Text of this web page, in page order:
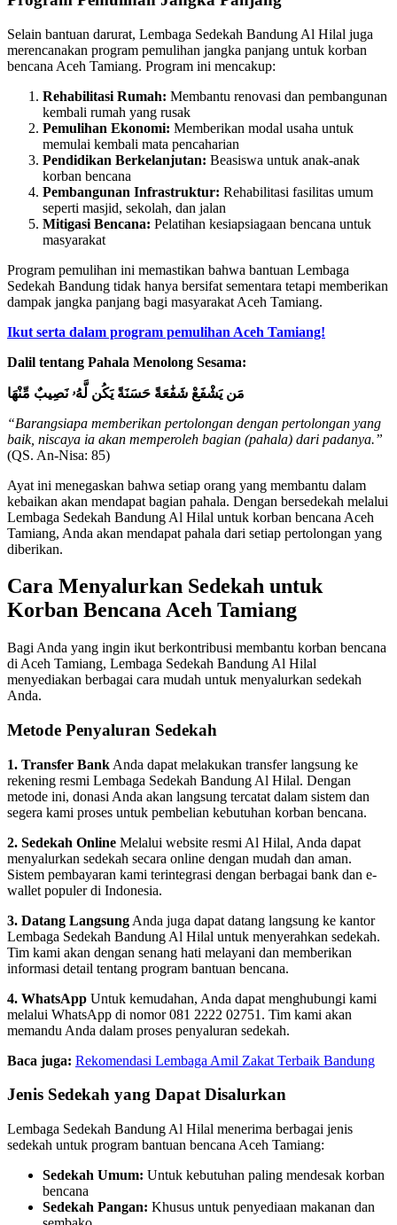
Selain bantuan darurat, Lembaga Sedekah Bandung Al Hilal juga
merencanakan program pemulihan jangka panjang untuk korban
bencana Aceh Tamiang. Program ini mencakup:
Rehabilitasi Rumah: Membantu renovasi dan pembangunan
kembali rumah yang rusak
Pemulihan Ekonomi: Memberikan modal usaha untuk
memulai kembali mata pencaharian
Pendidikan Berkelanjutan: Beasiswa untuk anak-anak
korban bencana
Pembangunan Infrastruktur: Rehabilitasi fasilitas umum
seperti masjid, sekolah, dan jalan
Mitigasi Bencana: Pelatihan kesiapsiagaan bencana untuk
masyarakat
Program pemulihan ini memastikan bahwa bantuan Lembaga
Sedekah Bandung tidak hanya bersifat sementara tetapi memberikan
dampak jangka panjang bagi masyarakat Aceh Tamiang.
Ikut serta dalam program pemulihan Aceh Tamiang!
Dalil tentang Pahala Menolong Sesama:
مَن يَشْفَعْ شَفَٰعَةً حَسَنَةً يَكُن لَّهُۥ نَصِيبٌ مِّنْهَا
“Barangsiapa memberikan pertolongan dengan pertolongan yang
baik, niscaya ia akan memperoleh bagian (pahala) dari padanya.”
(QS. An-Nisa: 85)
Ayat ini menegaskan bahwa setiap orang yang membantu dalam
kebaikan akan mendapat bagian pahala. Dengan bersedekah melalui
Lembaga Sedekah Bandung Al Hilal untuk korban bencana Aceh
Tamiang, Anda akan mendapat pahala dari setiap pertolongan yang
diberikan.
Cara Menyalurkan Sedekah untuk
Korban Bencana Aceh Tamiang
Bagi Anda yang ingin ikut berkontribusi membantu korban bencana
di Aceh Tamiang, Lembaga Sedekah Bandung Al Hilal
menyediakan berbagai cara mudah untuk menyalurkan sedekah
Anda.
Metode Penyaluran Sedekah
1. Transfer Bank Anda dapat melakukan transfer langsung ke
rekening resmi Lembaga Sedekah Bandung Al Hilal. Dengan
metode ini, donasi Anda akan langsung tercatat dalam sistem dan
segera kami proses untuk pembelian kebutuhan korban bencana.
2. Sedekah Online Melalui website resmi Al Hilal, Anda dapat
menyalurkan sedekah secara online dengan mudah dan aman.
Sistem pembayaran kami terintegrasi dengan berbagai bank dan e-
wallet populer di Indonesia.
3. Datang Langsung Anda juga dapat datang langsung ke kantor
Lembaga Sedekah Bandung Al Hilal untuk menyerahkan sedekah.
Tim kami akan dengan senang hati melayani dan memberikan
informasi detail tentang program bantuan bencana.
4. WhatsApp Untuk kemudahan, Anda dapat menghubungi kami
melalui WhatsApp di nomor 081 2222 02751. Tim kami akan
memandu Anda dalam proses penyaluran sedekah.
Baca juga: Rekomendasi Lembaga Amil Zakat Terbaik Bandung
Jenis Sedekah yang Dapat Disalurkan
Lembaga Sedekah Bandung Al Hilal menerima berbagai jenis
sedekah untuk program bantuan bencana Aceh Tamiang:
Sedekah Umum: Untuk kebutuhan paling mendesak korban
bencana
Sedekah Pangan: Khusus untuk penyediaan makanan dan